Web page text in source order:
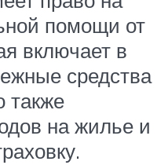
помощи от
включает в
средства
также
на жилье и